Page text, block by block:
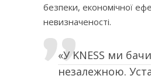
безпеки, економічної
невизначеності.
«У KNESS ми
незалежною.